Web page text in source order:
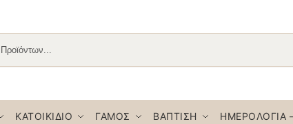
ΚΑΤΟΙΚΊΔΙΟ ΓΆΜΟΣ ΒΆΠΤΙΣΗ ΗΜΕΡΟΛΌΓΙΑ